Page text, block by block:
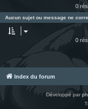
0
Aucun sujet ou message ne
0
Index du forum
Développé par